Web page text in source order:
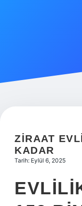
Hakkımızda
ZIRAAT
KADAR
Tarih: Eylül 6, 2025